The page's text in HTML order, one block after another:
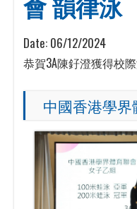
Date: 06/12/2024
恭賀3A陳釨澄獲得校
中國香港學界